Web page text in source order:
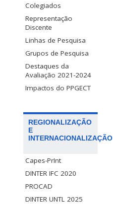
Colegiados
Representação
Discente
Linhas de Pesquisa
Grupos de Pesquisa
Destaques da
Avaliação 2021-2024
Impactos do PPGECT
REGIONALIZAÇÃO
E
INTERNACIONALIZAÇÃO
Capes-PrInt
DINTER IFC 2020
PROCAD
DINTER UNTL 2025